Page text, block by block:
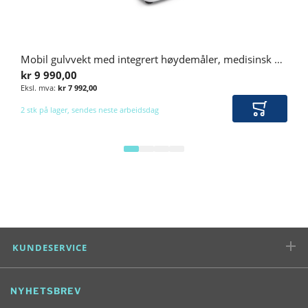
Mobil gulvvekt med integrert høydemåler, medisinsk godkjent klasse III
kr 9 990,00
kr 7 992,00
2 stk på lager, sendes neste arbeidsdag Legg i
KUNDESERVICE
NYHETSBREV